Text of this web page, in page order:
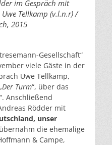
im Gespräch mit
Tellkamp (v.l.n.r) /
2015
Gesellschaft“
viele Gäste in der
Uwe Tellkamp,
Der Turm“, über das
“. Anschließend
Rödder mit
unser
die ehemalige
& Campe,